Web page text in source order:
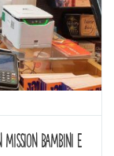
MISSION BAMBINI E